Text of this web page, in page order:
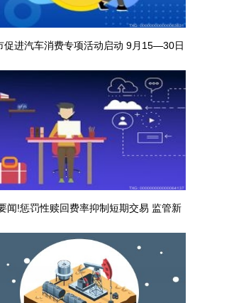
促进汽车消费专项活动启动 9月15—30日
购车最高补贴5000元
闻!惩罚性赎回费率抑制短期交易 监管新
规或重构债基市场格局